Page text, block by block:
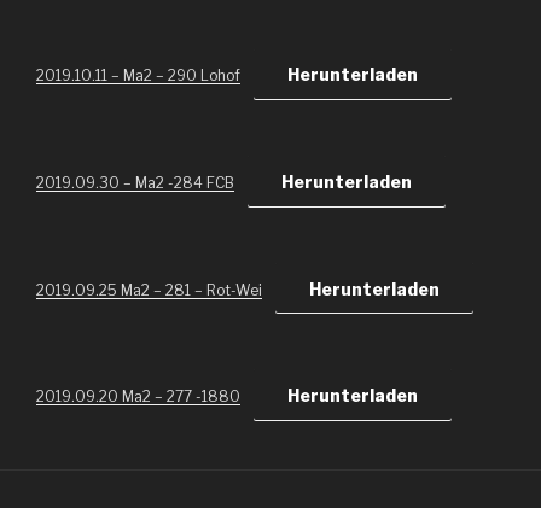
2019.10.11 – Ma2 – 290 Lohof Herunterladen
2019.09.30 – Ma2 -284 FCB Herunterladen
2019.09.25 Ma2 – 281 – Rot-Wei Herunterladen
2019.09.20 Ma2 – 277 -1880 Herunterladen